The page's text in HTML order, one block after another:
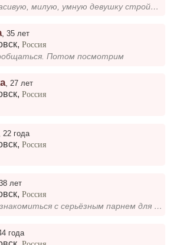
Ищу красивую, милую, умную девушку стройного или худенького телосложения) для совместного время провождения и взаимопони...
,35 лет
,Россия
Потом посмотрим
, 27 лет
,Россия
22 года
,Россия
лет
,Россия
Хочу познакомиться с серьёзным парнем для создания любящей семьи! Ищу свою ПоЛоВиНкУ, Мужа !...
года